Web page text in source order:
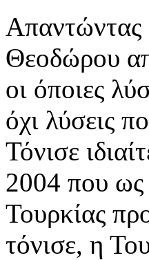
Απαντώντας
Θεοδώρου
οι όποιες
όχι λύσεις
Τόνισε
2004 που ως
Τουρκίας
τόνισε, η